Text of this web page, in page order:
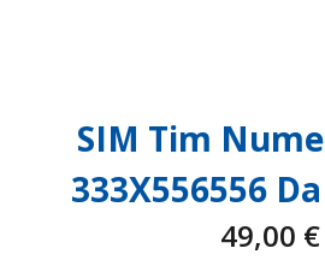
SIM Tim
333X556556
49,00 €